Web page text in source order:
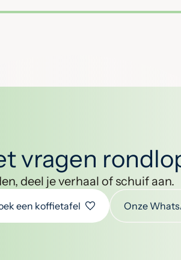
vragen
deel je verhaal of schuif aan.
een koffietafel Onze